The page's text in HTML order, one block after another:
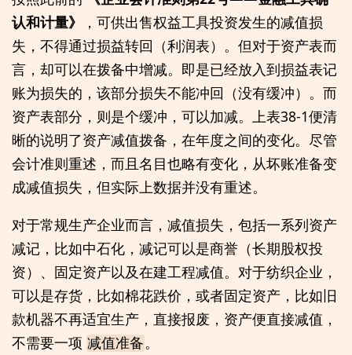
认和计量》
，可供出售权益工具投资发生的减值损
失，不得通过损益转回（利润表）。但对于资产表而
言，却可以在拨备中增减。即是已经放入到损益表记
账为损失的，该部分损失不能冲回（没有缓冲）。而
资产表部分，则是个缓冲，可以加减。上表38-1便清
晰的说明了资产减值拨备，在年度之间的变化。尽管
会计准则重述，而且名目也略有变化，从坏账准备变
成减值损失，但实际上数据并没有重述。
对于常规生产企业而言，减值损失，包括一系列资产
减记，比如中石化，减记可以是商誉（长期股权投
资）、固定资产以及在建工程减值。对于纺织企业，
可以是存货，比如棉花跌价，或者固定资产，比如旧
款机器不再适宜生产，直接报废，资产便直接减值，
不需要一项 减值准备。